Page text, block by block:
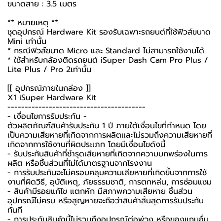
ขนาดสาย : 3.5 เมตร
** หมายเหตุ **
ชุดอุปกรณ์ Hardware Kit รองรับเฉพาะรถยนต์ที่ใช้ฟิวส์ขนาด
Mini เท่านั้น
* กรณีฟิวส์ขนาด Micro และ Standard ไม่สามารถใช้งานได้
* ใช้สำหรับกล้องติดรถยนต์ iSuper Dash Cam Pro Plus /
Lite Plus / Pro 2เท่านั้น
[[ อุปกรณ์ภายในกล่อง ]]
X1 iSuper Hardware Kit
----------------------------------------
-️ เงื่อนไขการรับประกัน -️
ตัวผลิตภัณฑ์สินค้ารับประกัน 1 ปี ภายใต้เงื่อนไขที่กำหนด โดย
เป็นความเสียหายที่เกิดจากการผลิตและไม่รวมถึงความเสียหายที่
เกิดจากการใช้งานที่ผิดประเภท โดยมีเงื่อนไขดังนี้
- รับประกันสินค้าที่ชำรุดเสียหายที่เกิดจากความบกพร่องในการ
ผลิต หรือชิ้นส่วนที่ไม่ได้มาตรฐานจากโรงงาน
- การรับประกันจะไม่ครอบคลุมความเสียหายที่เกิดขึ้นจากการใช้
งานที่ผิดวิธี, อุบัติเหตุ, ภัยธรรมชาติ, การตกหล่น, การซ่อมแซม
- สินค้ามีรอยแก้ไข แตกหัก มีสภาพความเสียหาย ชิ้นส่วน
อุปกรณ์ไม่ครบ หรือสูญหายจะถือว่าสินค้าสิ้นสุดการรับประกัน
ทันที